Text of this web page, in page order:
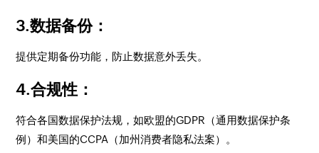
3.数据备份：
提供定期备份功能，防止数据意外丢失。
4.合规性 ：
符合各国数据保护法规，如欧盟的GDPR（通用数据保护条
例）和美国的CCPA（加州消费者隐私法案）。